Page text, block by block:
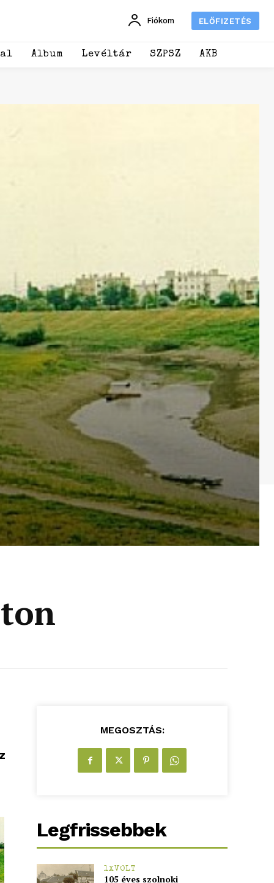
Fiókom ELŐFIZETÉS
Album Levéltár SZPSZ AKB
MEGOSZTÁS:
Legfrissebbek
1XVOLT
105 éves szolnoki